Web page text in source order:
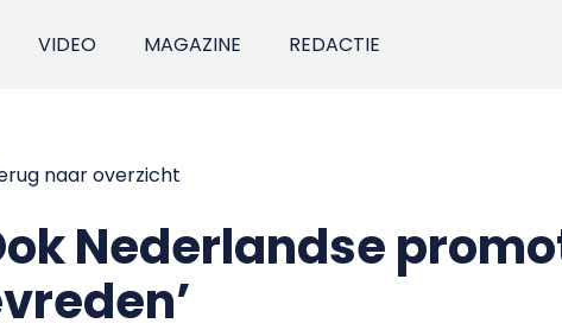
VIDEO MAGAZINE REDACTIE
naar overzicht
Nederlandse